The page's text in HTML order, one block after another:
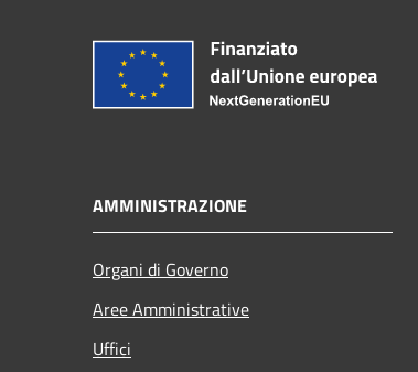
AMMINISTRAZIONE
Organi di Governo
Aree Amministrative
Uffici